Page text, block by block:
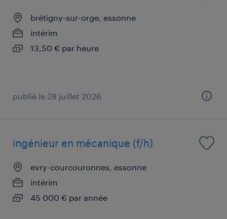
brétigny-sur-orge, essonne
intérim
13,50 € par heure
publié le 28 juillet 2026
ingénieur en mécanique (f/h)
evry-courcouronnes, essonne
intérim
45 000 € par année